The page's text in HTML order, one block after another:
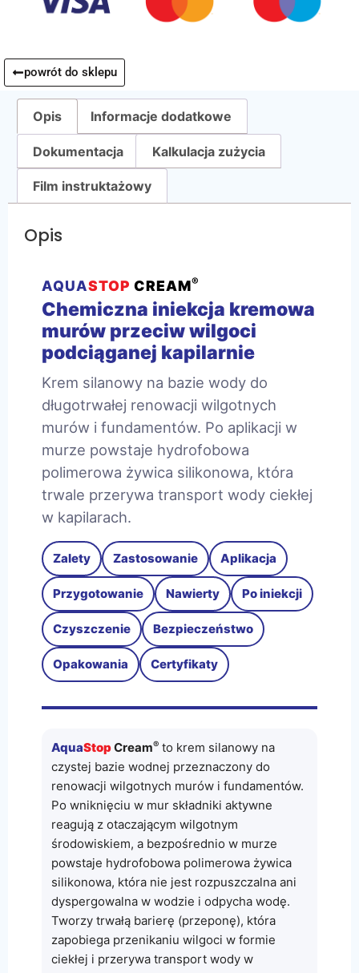
powrót do sklepu
Opis Informacje dodatkowe
Dokumentacja Kalkulacja zużycia
Film instruktażowy
Opis
AQUASTOP CREAM®
Chemiczna iniekcja kremowa
murów przeciw wilgoci
podciąganej kapilarnie
Krem silanowy na bazie wody do
długotrwałej renowacji wilgotnych
murów i fundamentów. Po aplikacji w
murze powstaje hydrofobowa
polimerowa żywica silikonowa, która
trwale przerywa transport wody ciekłej
w kapilarach.
Zalety Zastosowanie Aplikacja
Przygotowanie Nawierty Po iniekcji
Czyszczenie Bezpieczeństwo
Opakowania Certyfikaty
AquaStopCream® to krem silanowy na
czystej bazie wodnej przeznaczony do
renowacji wilgotnych murów i fundamentów.
Po wniknięciu w mur składniki aktywne
reagują z otaczającym wilgotnym
środowiskiem, a bezpośrednio w murze
powstaje hydrofobowa polimerowa żywica
silikonowa, która nie jest rozpuszczalna ani
dyspergowalna w wodzie i odpycha wodę.
Tworzy trwałą barierę (przeponę), która
zapobiega przenikaniu wilgoci w formie
ciekłej i przerywa transport wody w